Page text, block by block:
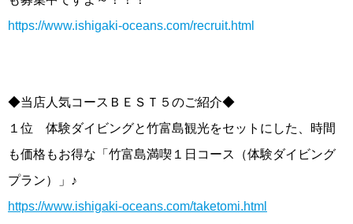
https://www.ishigaki-oceans.com/recruit.html
◆当店人気コースＢＥＳＴ５のご紹介◆
１位 体験ダイビングと竹富島観光をセットにした、時間
も価格もお得な「竹富島満喫１日コース（体験ダイビング
プラン）」♪
https://www.ishigaki-oceans.com/taketomi.html